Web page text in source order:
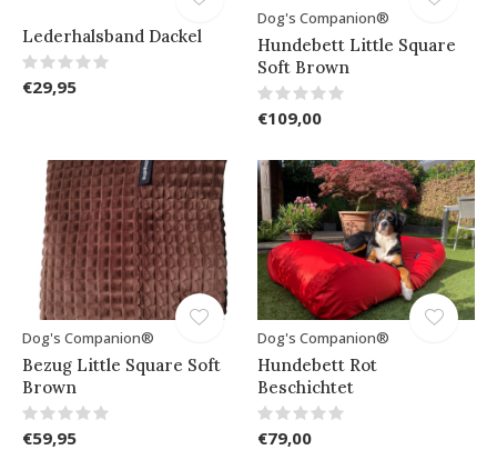
Lederhalsband Dackel
€29,95
Dog's Companion®
Hundebett Little Square
Soft Brown
€109,00
Dog's Companion®
Bezug Little Square Soft
Brown
€59,95
Dog's Companion®
Hundebett Rot
Beschichtet
€79,00